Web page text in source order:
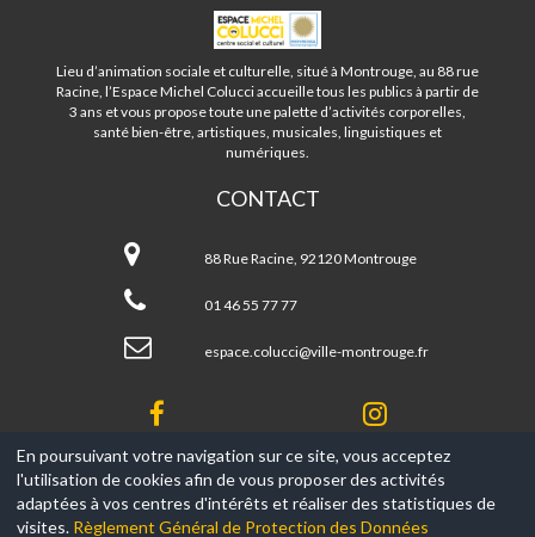
ESPACE
MICHEL
COLUCCI
-
MONTROUGE
Lieu d’animation sociale et culturelle, situé à Montrouge, au 88 rue
Racine, l’Espace Michel Colucci accueille tous les publics à partir de
3 ans et vous propose toute une palette d’activités corporelles,
santé bien-être, artistiques, musicales, linguistiques et
numériques.
CONTACT
Michel
Colucci
Montrouge
88 Rue Racine, 92120 Montrouge
01 46 55 77 77
espace.colucci@ville-montrouge.fr
© 2017-2026, Ce site est propulsé par Aniapps.fr
En poursuivant votre navigation sur ce site, vous acceptez
l'utilisation de cookies afin de vous proposer des activités
adaptées à vos centres d'intérêts et réaliser des statistiques de
visites. Règlement Général de Protection des Données